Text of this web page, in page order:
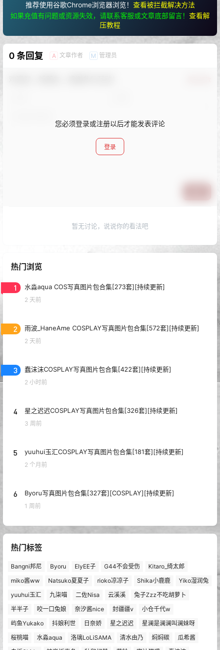
推荐使用谷歌Chrome浏览器浏览！ 查看被拦截解决方法
如果充值有问题或资源失效，请联系客服或文章底部留言！ 查看解
压教程
0 条回复 A 文章作者 M 管理员
您必须登录或注册以后才能发表评论
登录
暂无讨论，说说你的看法吧
热门浏览
1 水淼aqua COS写真图片包合集[273套][持续更新]
2 天前
2 雨波_HaneAme COSPLAY写真图片包合集[572套][持续更新]
2 天前
3 蠢沫沫COSPLAY写真图片包合集[422套][持续更新]
2 小时前
4 星之迟迟COSPLAY写真图片包合集[326套][持续更新]
3 周前
5 yuuhui玉汇COSPLAY写真图片包合集[181套][持续更新]
2 个月前
6 Byoru写真图片包合集[327套][COSPLAY][持续更新]
1 周前
热门标签
Bangni邦尼 Byoru ElyEE子 G44不会受伤
Kitaro_绮太郎
miko酱ww
Natsuko夏夏子 rioko凉凉子 Shika小鹿鹿
Yiko湿润兔
yuuhui玉汇
九柒喵 二佐Nisa 云溪溪
兔子Zzz不吃胡萝卜
半半子
咬一口兔娘 奈汐酱nice 封疆疆v
小仓千代w
屿鱼Yukako
抖娘利世 日奈娇 星之迟迟
星澜是澜澜叫澜妹呀
桜桃喵
水淼aqua 洛璃LoLiSAMA 清水由乃 焖焖碳
瓜希酱